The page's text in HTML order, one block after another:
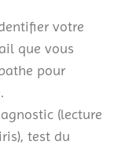
votre
que vous
pour
(lecture
test du